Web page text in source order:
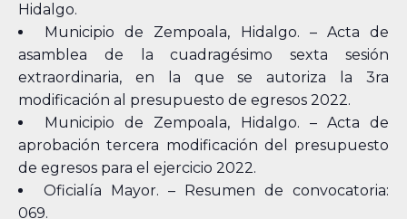
Hidalgo.
Municipio de Zempoala, Hidalgo. – Acta de
asamblea de la cuadragésimo sexta sesión
extraordinaria, en la que se autoriza la 3ra
modificación al presupuesto de egresos 2022.
Municipio de Zempoala, Hidalgo. – Acta de
aprobación tercera modificación del presupuesto
de egresos para el ejercicio 2022.
Oficialía Mayor. – Resumen de convocatoria:
069.